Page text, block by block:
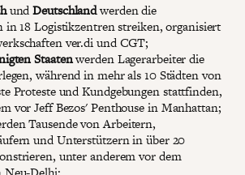
undDeutschlandwerden die
in 18 Logistikzentren streiken, organisiert
ver.di und CGT;
Staatenwerden Lagerarbeiter die
während in mehr als 10 Städten von
Proteste und Kundgebungen stattfinden,
vor Jeff Bezos' Penthouse in Manhattan;
Tausende von Arbeitern,
und Unterstützern in über 20
unter anderem vor dem